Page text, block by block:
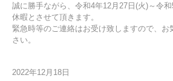
誠に勝手ながら、令和4年12月27日(火)～令
休暇とさせて頂きます。
緊急時等のご連絡はお受け致しますので、お
さい。
2022年12月18日